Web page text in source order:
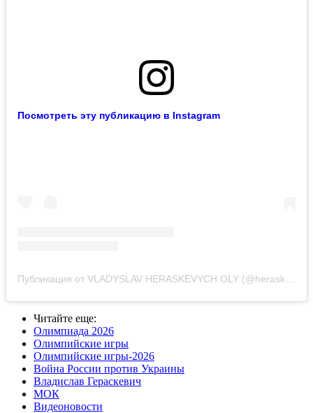
Посмотреть эту публикацию в Instagram
Читайте еще:
Олимпиада 2026
Олимпийские игры
Олимпийские игры-2026
Война России против Украины
Владислав Гераскевич
МОК
Видеоновости